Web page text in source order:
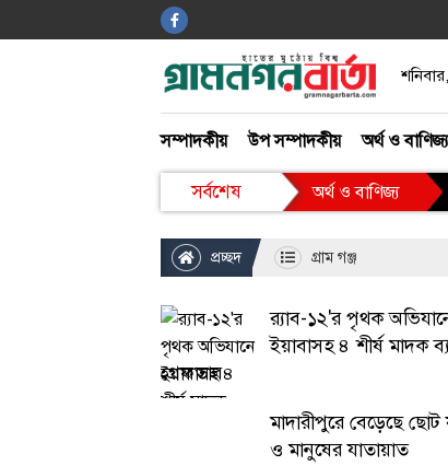
সম্পাদকীয় উপ সম্পাদকীয় অর্থ ও বাণিজ্য
সর্বশেষ
বিনোদন
খেলাধুলা
আইন ও আদালত
গ্রাম গঞ্জ
অর্থ ও বাণিজ্য
প্রচ্ছদ গ্রাম গঞ্জ
র‌্যাব-১২'র পৃথক
ইয়াবাসহ ৪ শীর্ষ মাদক
গ্রেফতার
মাদারীপুরে বেড়েছে ছোট
ও মানুষের যাতায়াত